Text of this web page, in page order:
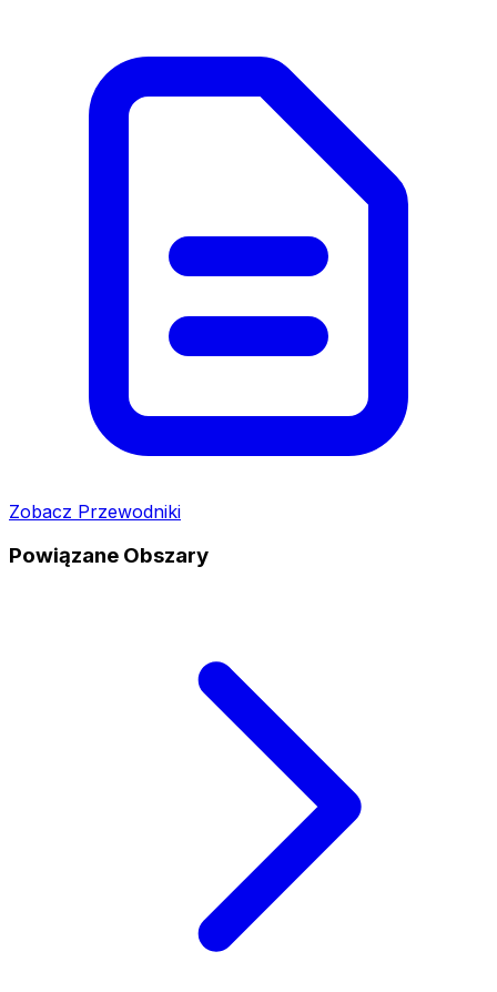
Zobacz Przewodniki
Powiązane Obszary